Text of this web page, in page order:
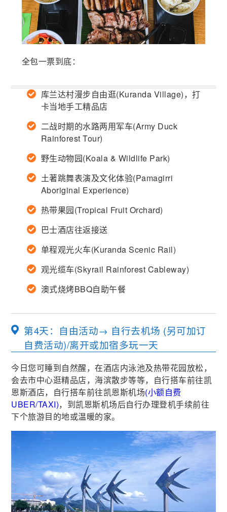
全包一票到底：
库兰达村漫步自由逛(Kuranda Village)，打
卡当地手工精品店
二战时期的水路两用军车(Army Duck
Rainforest Tour)
野生动物园(Koala & Wildlife Park)
土著跳舞表演及文化体验(Pamagirri
Aboriginal Experience)
热带果园(Tropical Fruit Orchard)
巴士酒店往返接送
单程观光火车(Kuranda Scenic Rail)
观光缆车(Skyrail Rainforest Cableway)
澳式烧烤BBQ自助午餐
第4天：自由活动→ 自行去机场 (另可加订
自费活动)/离开或加宿多玩一天
今日您可睡到自然醒，在酒店内泳池及热带花园放松，
会去市中心逛精品店，海滨散步等等，自行搭车前往凯
恩斯酒店，自行搭车前往凯恩斯机场(小额自费
UBER/TAXI)，到凯恩斯机场后自行办理登机手续前往
下个旅游目的地或温暖的家。